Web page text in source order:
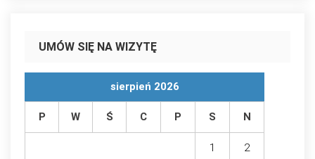
UMÓW SIĘ NA WIZYTĘ
sierpień 2026
P W Ś C P S N
1 2